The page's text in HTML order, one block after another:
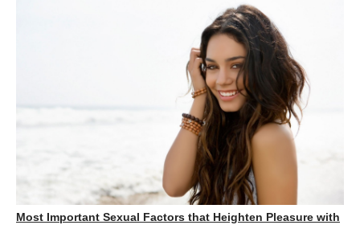
Most Important Sexual Factors that Heighten Pleasure with